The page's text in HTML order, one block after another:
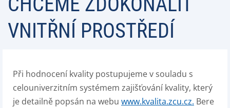
VNITŘNÍ PROSTŘEDÍ
Při hodnocení kvality postupujeme v souladu s
celouniverzitním systémem zajišťování kvality, který
je detailně popsán na webu www.kvalita.zcu.cz. Bere